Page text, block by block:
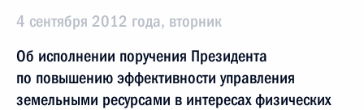
4 сентября 2012 года, вторник
Об исполнении поручения Президента
по повышению эффективности управления
земельными ресурсами в интересах физических